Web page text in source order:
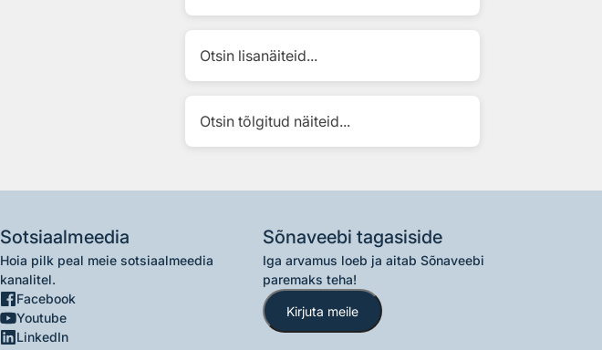
Otsin lisanäiteid...
Otsin tõlgitud näiteid...
Sotsiaalmeedia
Hoia pilk peal meie sotsiaalmeedia
kanalitel.
Facebook
Youtube
LinkedIn
Sõnaveebi tagasiside
Iga arvamus loeb ja aitab Sõnaveebi
paremaks teha!
Kirjuta meile